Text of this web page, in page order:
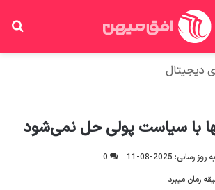
دیجیتال
با سیاست پولی حل نمی‌شود
رسانی: 2025-08-11
0